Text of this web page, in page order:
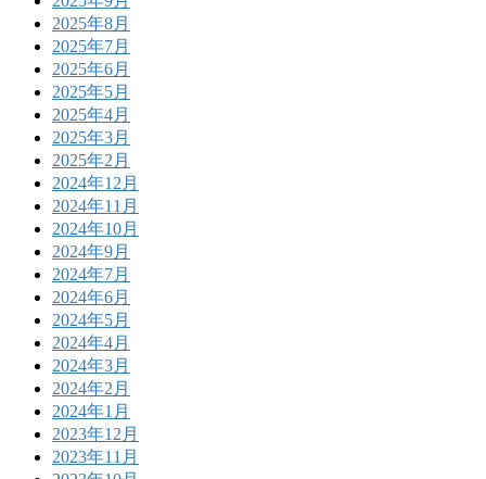
2025年8月
2025年7月
2025年6月
2025年5月
2025年4月
2025年3月
2025年2月
2024年12月
2024年11月
2024年10月
2024年9月
2024年7月
2024年6月
2024年5月
2024年4月
2024年3月
2024年2月
2024年1月
2023年12月
2023年11月